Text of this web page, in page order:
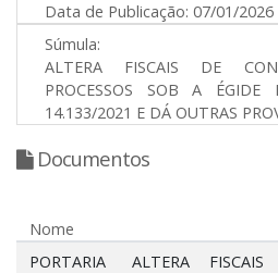
Data de Publicação: 07/01/2026
Súmula:
ALTERA FISCAIS DE
PROCESSOS SOB A
14.133/2021 E DÁ OUTRAS
Documentos
Nome
PORTARIA
ALTERA